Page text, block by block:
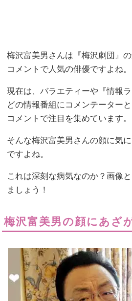
梅沢富美男さんは『梅沢劇団』
コメントで人気の俳優ですよね。
現在は、バラエティーや『情報
どの情報番組にコメンテーター
コメントで注目を集めています。
そんな梅沢富美男さんの顔に気
ですよね。
これは深刻な病気なのか？画像
ましょう！
梅沢富美男の顔にあざ